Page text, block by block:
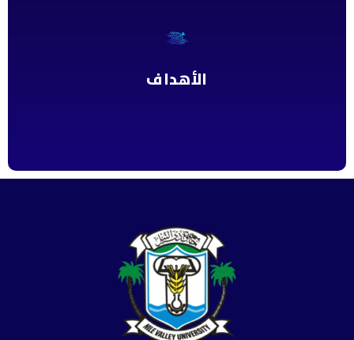
الأهداف
تهدف الكلية إلى تأهيل كوادر متخصصة في العلوم الزراعية تمتلك
المعرفة والمهارات اللازمة، مع تعزيز البحث العلمي وتطوير التقانات
شراكات فاعلة داخلياً وخارجياً.